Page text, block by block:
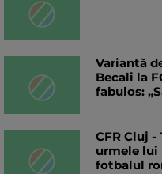
Variantă
Becali la
fabulos:
CFR Cluj -
urmele lui
fotbalul